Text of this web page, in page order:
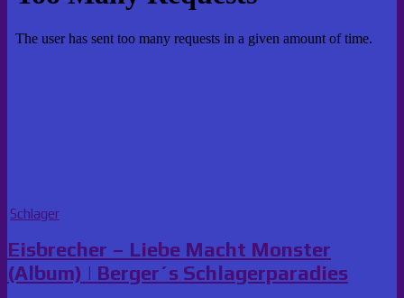
Posted
Schlager
Eisbrecher – Liebe Macht Monster
(Album) | Berger´s Schlagerparadies